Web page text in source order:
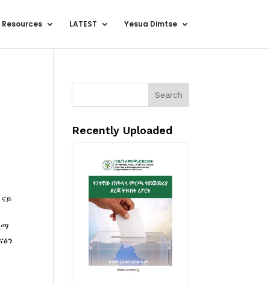
LATEST Yesua Dimtse
Search
Recently Uploaded